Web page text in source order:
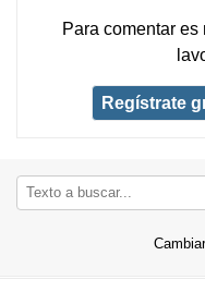
Para comentar es
Regístrate